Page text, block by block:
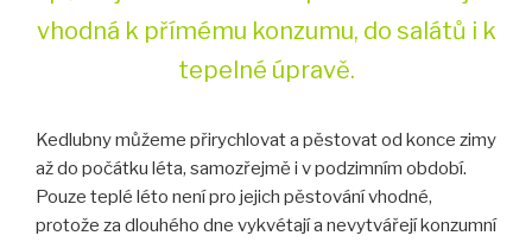
vhodná k přímému konzumu, do salátů i k
tepelné úpravě.
Kedlubny můžeme přirychlovat a pěstovat od konce zimy
až do počátku léta, samozřejmě i v podzimním období.
Pouze teplé léto není pro jejich pěstování vhodné,
protože za dlouhého dne vykvétají a nevytvářejí konzumní